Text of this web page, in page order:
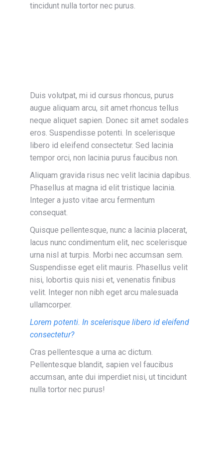
tincidunt nulla tortor nec purus.
Duis volutpat, mi id cursus rhoncus, purus
augue aliquam arcu, sit amet rhoncus tellus
neque aliquet sapien. Donec sit amet sodales
eros. Suspendisse potenti. In scelerisque
libero id eleifend consectetur. Sed lacinia
tempor orci, non lacinia purus faucibus non.
Aliquam gravida risus nec velit lacinia dapibus.
Phasellus at magna id elit tristique lacinia.
Integer a justo vitae arcu fermentum
consequat.
Quisque pellentesque, nunc a lacinia placerat,
lacus nunc condimentum elit, nec scelerisque
urna nisl at turpis. Morbi nec accumsan sem.
Suspendisse eget elit mauris. Phasellus velit
nisi, lobortis quis nisi et, venenatis finibus
velit. Integer non nibh eget arcu malesuada
ullamcorper.
Lorem potenti. In scelerisque libero id eleifend
consectetur?
Cras pellentesque a urna ac dictum.
Pellentesque blandit, sapien vel faucibus
accumsan, ante dui imperdiet nisi, ut tincidunt
nulla tortor nec purus!